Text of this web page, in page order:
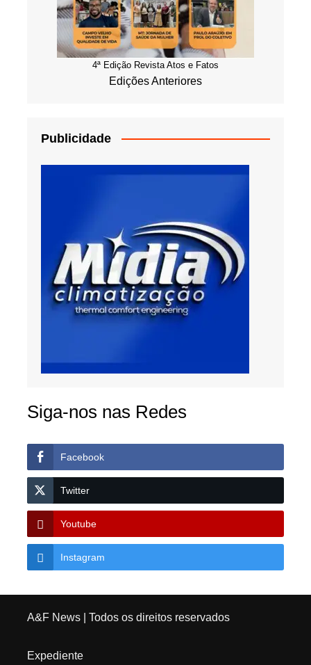
4ª Edição Revista Atos e Fatos
Edições Anteriores
Publicidade
Siga-nos nas Redes
Facebook
Twitter
Youtube
Instagram
A&F News| Todos os direitos reservados
Expediente